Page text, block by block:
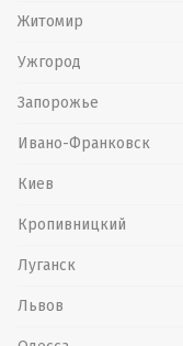
Житомир
Ужгород
Запорожье
Ивано-Франковск
Киев
Кропивницкий
Луганск
Львов